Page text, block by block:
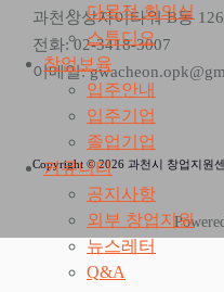
다목적 회의실
스튜디오
창업보육
입주안내
입주기업
졸업기업
커뮤니티
공지사항
외부 창업지원
뉴스레터
Q&A
과천상상자이타워 B동
전화: 02-3418-3007
이메일:
Copyright © 2026 과천시 창업지원